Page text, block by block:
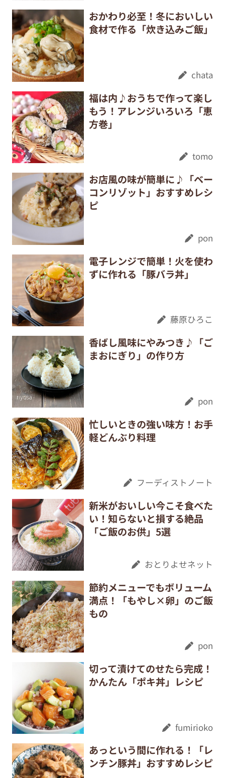
おかわり必至！冬においしい
食材で作る「炊き込みご飯」
chata
福は内♪おうちで作って楽し
もう！アレンジいろいろ「恵
方巻」
tomo
お店風の味が簡単に♪「ベー
コンリゾット」おすすめレシ
ピ
pon
電子レンジで簡単！火を使わ
ずに作れる「豚バラ丼」
藤原ひろこ
香ばし風味にやみつき♪「ご
まおにぎり」の作り方
pon
忙しいときの強い味方！お手
軽どんぶり料理
フーディストノート
新米がおいしい今こそ食べた
い！知らないと損する絶品
「ご飯のお供」5選
おとりよせネット
節約メニューでもボリューム
満点！「もやし×卵」のご飯
もの
pon
切って漬けてのせたら完成！
かんたん「ポキ丼」レシピ
fumirioko
あっという間に作れる！「レ
ンチン豚丼」おすすめレシピ